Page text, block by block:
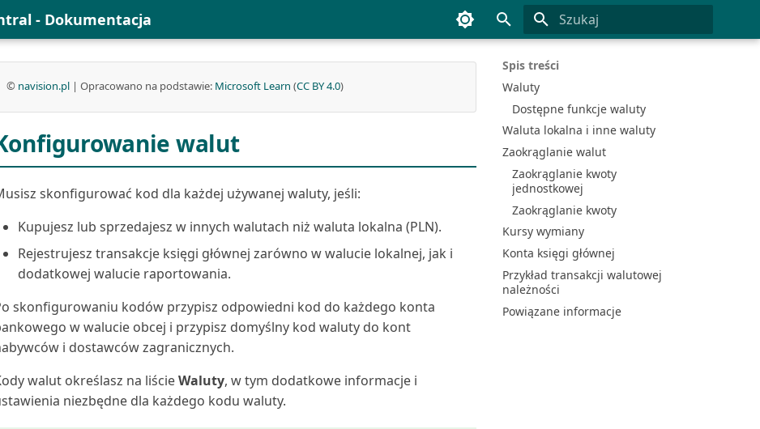
- Dokumentacja
Spis treści
Waluty
Dostępne funkcje waluty
Waluta lokalna i inne waluty
Zaokrąglanie walut
Zaokrąglanie kwoty
jednostkowej
Zaokrąglanie kwoty
Kursy wymiany
Konta księgi głównej
Przykład transakcji walutowej
należności
Powiązane informacje
© navision.pl| Opracowano na podstawie: Microsoft Learn (CC BY 4.0)
walut
skonfigurować kod dla każdej używanej waluty, jeśli:
Kupujesz lub sprzedajesz w innych walutach niż waluta lokalna (PLN).
Rejestrujesz transakcje księgi głównej zarówno w walucie lokalnej, jak i
dodatkowej walucie raportowania.
skonfigurowaniu kodów przypisz odpowiedni kod do każdego konta
w walucie obcej i przypisz domyślny kod waluty do kont
i dostawców zagranicznych.
walut określasz na liścieWaluty, w tym dodatkowe informacje i
niezbędne dla każdego kodu waluty.